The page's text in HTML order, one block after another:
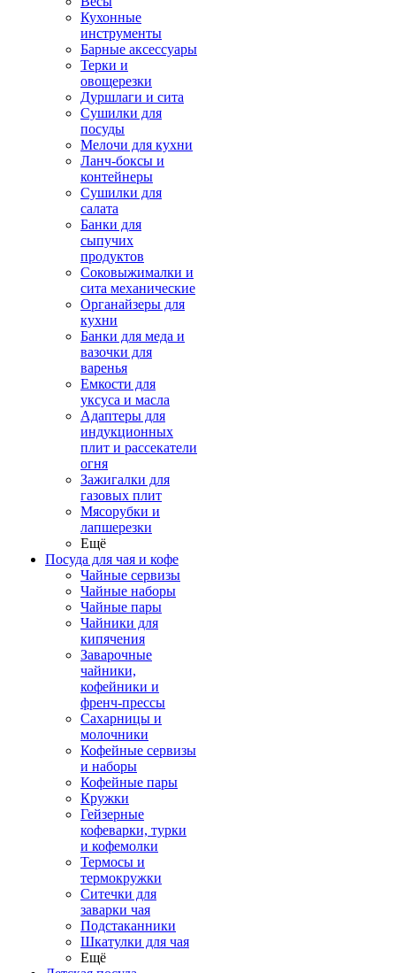
Кухонные
инструменты
Барные аксессуары
Терки и
овощерезки
Дуршлаги и сита
Сушилки для
посуды
Мелочи для кухни
Ланч-боксы и
контейнеры
Сушилки для
салата
Банки для
сыпучих
продуктов
Соковыжималки и
сита механические
Органайзеры для
кухни
Банки для меда и
вазочки для
варенья
Емкости для
уксуса и масла
Адаптеры для
индукционных
плит и рассекатели
огня
Зажигалки для
газовых плит
Мясорубки и
лапшерезки
Ещё
Посуда для чая и кофе
Чайные сервизы
Чайные наборы
Чайные пары
Чайники для
кипячения
Заварочные
чайники,
кофейники и
френч-прессы
Сахарницы и
молочники
Кофейные сервизы
и наборы
Кофейные пары
Кружки
Гейзерные
кофеварки, турки
и кофемолки
Термосы и
термокружки
Ситечки для
заварки чая
Подстаканники
Шкатулки для чая
Ещё